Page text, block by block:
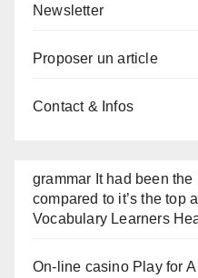
Newsletter
Proposer un article
Contact & Infos
grammar It had been
compared to it’s the top
Vocabulary Learners
On-line casino Play for